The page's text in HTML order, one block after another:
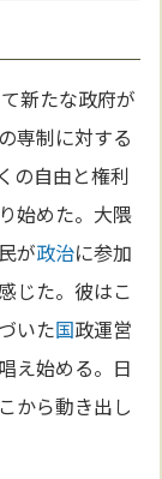
新たな政府が
専制に対する
の自由と権利
始めた。大隈
民が政治に参加
じた。彼はこ
いた国政運営
え始める。日
から動き出し